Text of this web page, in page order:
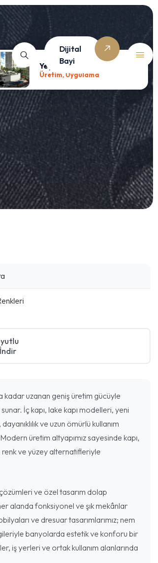
Dijital
Bayi
uzanan geniş üretim gücüyle
İç kapı, lake kapı modelleri, yeni
ve uzun ömürlü kullanım
üretim altyapımız sayesinde kapı,
ve yüzey alternatifleriyle
ve özel tasarım dolap
alanda fonksiyonel ve şık mekânlar
ve dresuar tasarımlarımız; nem
banyolarda estetik ve konforu bir
iş yerleri ve ortak kullanım alanlarında
Yeşil Mavi Sitesi
Üretim, Uygulama